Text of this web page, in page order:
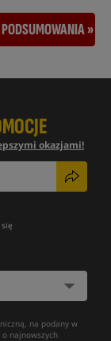
»
okazjami!
na podany w
najnowszych